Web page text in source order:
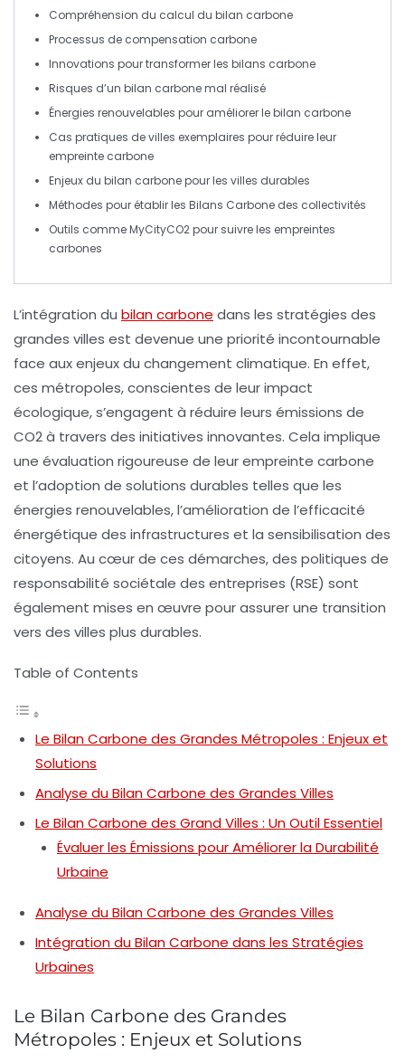
Compréhension du calcul du bilan carbone
Processus de compensation carbone
Innovations pour transformer les bilans carbone
Risques d’un bilan carbonemal réalisé
Énergies renouvelables pour améliorer lebilan carbone
Cas pratiques de villes exemplaires pour réduire leur
empreinte carbone
Enjeux du bilan carbonepour les villes durables
Méthodes pour établir les Bilans Carbone des collectivités
Outils commeMyCityCO2pour suivre les empreintes
carbones
L’intégration du bilan carbone dans les stratégies des
grandes villes est devenue une priorité incontournable
face aux enjeux du changement climatique. En effet,
ces métropoles, conscientes de leur impact
écologique, s’engagent à réduire leurs émissions de
CO2à travers des initiatives innovantes. Cela implique
une évaluation rigoureuse de leur empreinte carbone
et l’adoption de solutions durables telles que les
énergies renouvelables, l’amélioration de l’efficacité
énergétique des infrastructures et la sensibilisation des
citoyens. Au cœur de ces démarches, des politiques de
responsabilité sociétale des entreprises (RSE) sont
également mises en œuvre pour assurer une transition
vers des villes plus durables.
Table of Contents
Le Bilan Carbone des Grandes Métropoles : Enjeux et
Solutions
Analyse du Bilan Carbone des Grandes Villes
Le Bilan Carbone des Grand Villes : Un Outil Essentiel
Évaluer les Émissions pour Améliorer la Durabilité
Urbaine
Analyse du Bilan Carbone des Grandes Villes
Intégration du Bilan Carbone dans les Stratégies
Urbaines
Le Bilan Carbone des Grandes
Métropoles : Enjeux et Solutions